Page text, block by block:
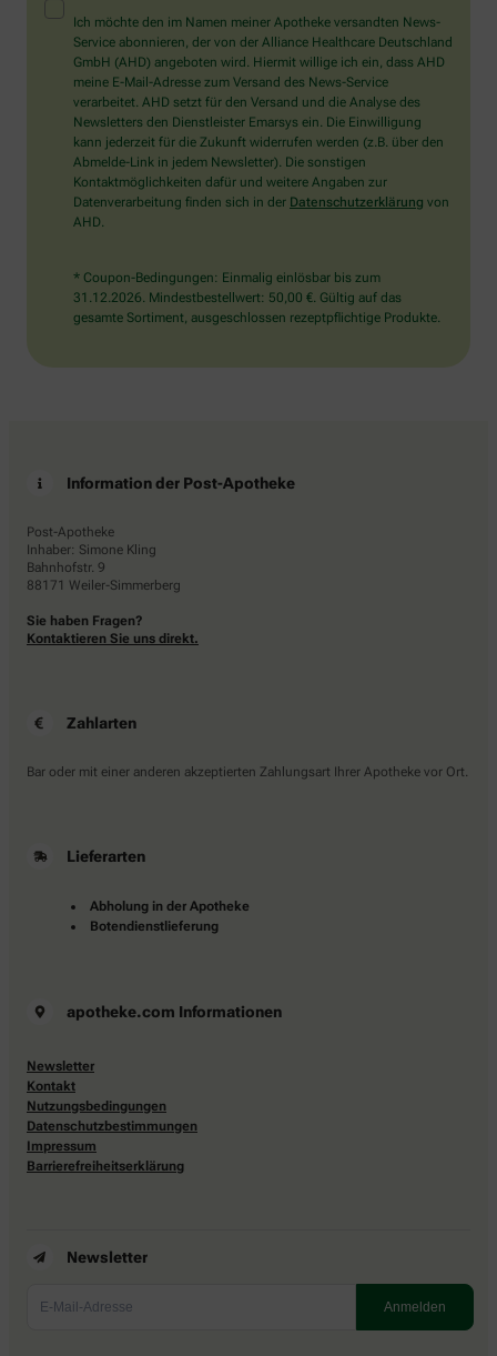
Mensch?
Dann
wählen
Sie
bitte
den
Baum.
Ich möchte den im Namen meiner Apotheke versandten News-
Service abonnieren, der von der Alliance Healthcare Deutschland
GmbH (AHD) angeboten wird. Hiermit willige ich ein, dass AHD
meine E-Mail-Adresse zum Versand des News-Service
verarbeitet. AHD setzt für den Versand und die Analyse des
Newsletters den Dienstleister Emarsys ein. Die Einwilligung
kann jederzeit für die Zukunft widerrufen werden (z.B. über den
Abmelde-Link in jedem Newsletter). Die sonstigen
Kontaktmöglichkeiten dafür und weitere Angaben zur
Datenverarbeitung finden sich in der Datenschutzerklärung von
AHD.
* Coupon-Bedingungen: Einmalig einlösbar bis zum
31.12.2026. Mindestbestellwert: 50,00 €. Gültig auf das
gesamte Sortiment, ausgeschlossen rezeptpflichtige Produkte.
Information der Post-Apotheke
Post-Apotheke
Inhaber: Simone Kling
Bahnhofstr. 9
88171 Weiler-Simmerberg
Sie haben Fragen?
Kontaktieren Sie uns direkt.
Zahlarten
Bar oder mit einer anderen akzeptierten Zahlungsart Ihrer Apotheke vor Ort.
Lieferarten
Abholung in der Apotheke
Botendienstlieferung
apotheke.com Informationen
Newsletter
Kontakt
Nutzungsbedingungen
Datenschutzbestimmungen
Impressum
Barrierefreiheitserklärung
Newsletter